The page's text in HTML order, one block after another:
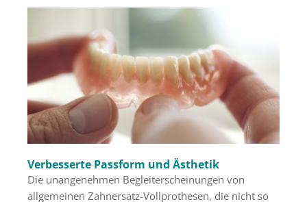
Verbesserte Passform und Ästhetik
Die unangenehmen Begleiterscheinungen von
allgemeinen Zahnersatz-Vollprothesen, die nicht so